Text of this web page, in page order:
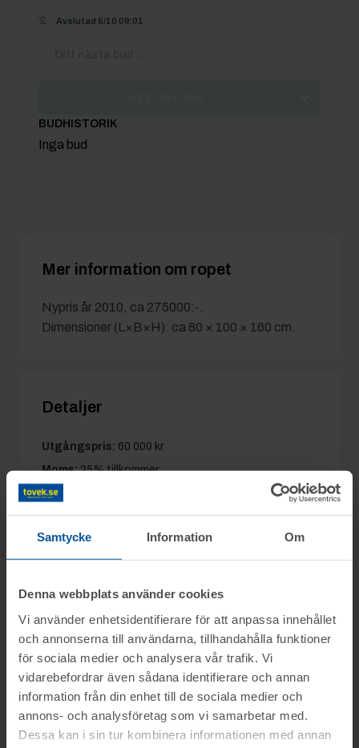
Samtycke Information Om
Denna webbplats använder cookies
Vi använder enhetsidentifierare för att anpassa innehållet
och annonserna till användarna, tillhandahålla funktioner
för sociala medier och analysera vår trafik. Vi
vidarebefordrar även sådana identifierare och annan
information från din enhet till de sociala medier och
annons- och analysföretag som vi samarbetar med.
Dessa kan i sin tur kombinera informationen med annan
Avslutad 6/10 09:01
BUDHISTORIK
Inga bud
Mer information om ropet
Nypris år 2010, ca 275000:-.
Dimensioner (L×B×H): ca 80 × 100 × 160 cm.
Detaljer
Utgångspris: 60 000 kr
Moms: 25% tillkommer
Slagavgift:
Blandade charkuterimaskiner, rostfria kärl,
diverse inventarier m.m. säljes i del 2 från
konkursboet efter Trångsvikens Chark AB
genom nätauktion på www.tovek.se, med
avslut måndagen den 6 oktober från kl.
09.00.
Frågor
Kalle mob.nr: 076-1392895
Hasse tel. 0346-48776
Visning
Trångsviken